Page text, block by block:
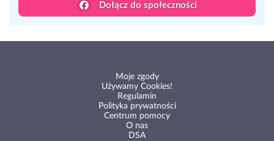
Dołącz do społeczności
Moje zgody
Używamy Cookies!
Regulamin
Polityka prywatności
Centrum pomocy
O nas
DSA